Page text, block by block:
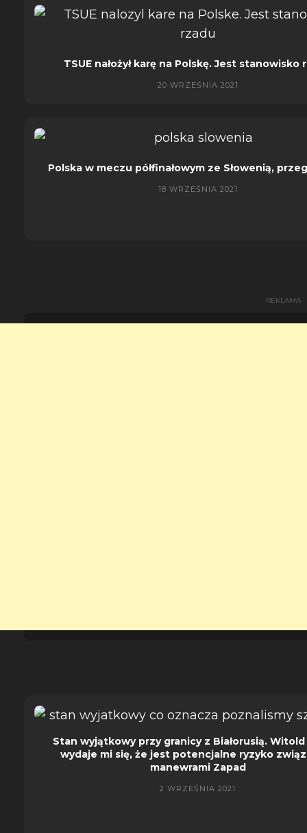
TSUE nałożył karę na Polskę. Jest stanowisko
20 WRZEŚNIA 2021
Polska w meczu półfinałowym ze Słowenią,
18 WRZEŚNIA 2021
REKLAMA
Stan wyjątkowy przy granicy z Białorusią. Witold
wydaje mi się, że jest potencjalne ryzyko
manewrami Zapad
2 WRZEŚNIA 2021